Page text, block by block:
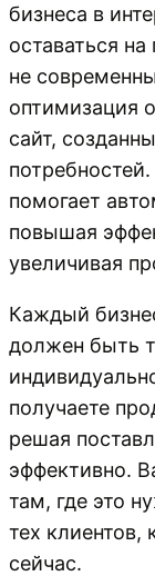
бизнеса в
оставаться
не
оптимизация
сайт,
помогает
повышая
увеличивая
Каждый
должен быть
получаете
решая
эффективно.
там, где это
тех
сейчас.